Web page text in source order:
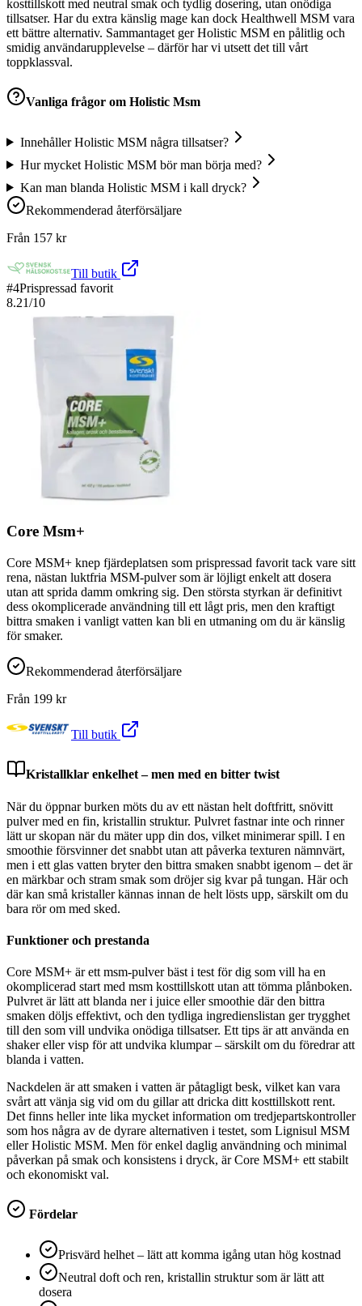
kosttillskott med neutral smak och tydlig dosering, utan onödiga
tillsatser. Har du extra känslig mage kan dock Healthwell MSM vara
ett bättre alternativ. Sammantaget ger Holistic MSM en pålitlig och
smidig användarupplevelse – därför har vi utsett det till vårt
toppklassval.
Vanliga frågor om Holistic Msm
Innehåller Holistic MSM några tillsatser?
Hur mycket Holistic MSM bör man börja med?
Kan man blanda Holistic MSM i kall dryck?
Rekommenderad återförsäljare
Från 157 kr
Till butik
#4Prispressad favorit
8.21/10
Core Msm+
Core MSM+ knep fjärdeplatsen som prispressad favorit tack vare sitt
rena, nästan luktfria MSM-pulver som är löjligt enkelt att dosera
utan att sprida damm omkring sig. Den största styrkan är definitivt
dess okomplicerade användning till ett lågt pris, men den kraftigt
bittra smaken i vanligt vatten kan bli en utmaning om du är känslig
för smaker.
Rekommenderad återförsäljare
Från 199 kr
Till butik
Kristallklar enkelhet – men med en bitter twist
När du öppnar burken möts du av ett nästan helt doftfritt, snövitt
pulver med en fin, kristallin struktur. Pulvret fastnar inte och rinner
lätt ur skopan när du mäter upp din dos, vilket minimerar spill. I en
smoothie försvinner det snabbt utan att påverka texturen nämnvärt,
men i ett glas vatten bryter den bittra smaken snabbt igenom – det är
en märkbar och stram smak som dröjer sig kvar på tungan. Här och
där kan små kristaller kännas innan de helt lösts upp, särskilt om du
bara rör om med sked.
Funktioner och prestanda
Core MSM+ är ett msm-pulver bäst i test för dig som vill ha en
okomplicerad start med msm kosttillskott utan att tömma plånboken.
Pulvret är lätt att blanda ner i juice eller smoothie där den bittra
smaken döljs effektivt, och den tydliga ingredienslistan ger trygghet
till den som vill undvika onödiga tillsatser. Ett tips är att använda en
shaker eller visp för att undvika klumpar – särskilt om du föredrar att
blanda i vatten.
Nackdelen är att smaken i vatten är påtagligt besk, vilket kan vara
svårt att vänja sig vid om du gillar att dricka ditt kosttillskott rent.
Det finns heller inte lika mycket information om tredjepartskontroller
som hos några av de dyrare alternativen i testet, som Lignisul MSM
eller Holistic MSM. Men för enkel daglig användning och minimal
påverkan på smak och konsistens i dryck, är Core MSM+ ett stabilt
och ekonomiskt val.
Fördelar
Prisvärd helhet – lätt att komma igång utan hög kostnad
Neutral doft och ren, kristallin struktur som är lätt att
dosera